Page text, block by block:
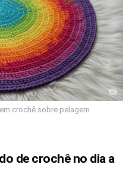
crochê sobre pelagem
de crochê no dia a